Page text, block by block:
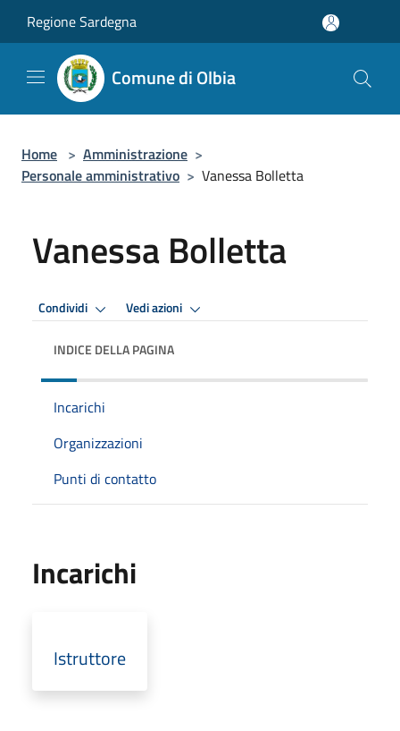
Regione Sardegna
Comune di Olbia
Home > Amministrazione >
Personale amministrativo > Vanessa Bolletta
Vanessa Bolletta
Condividi Vedi azioni
INDICE DELLA PAGINA
Incarichi
Organizzazioni
Punti di contatto
Incarichi
Istruttore